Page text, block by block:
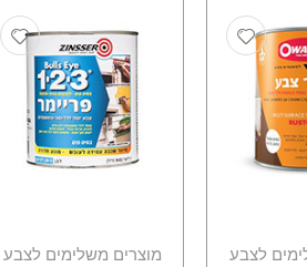
לצבע מוצרים משלימים לצבע